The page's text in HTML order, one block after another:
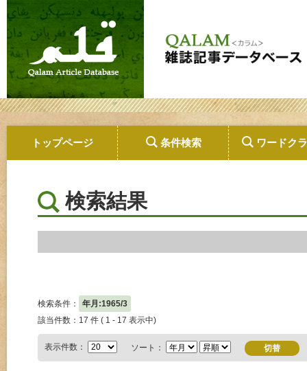
トップページ 条件検索 ワードク
検索結果
検索条件：
年月:1965/3
該当件数：17 件 ( 1 - 17 表示中)
表示件数： ソート：